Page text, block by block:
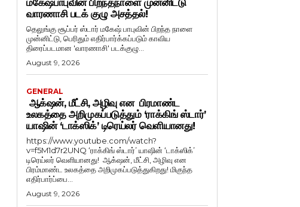
மகேஷ்பாபுவின் பிறந்தநாளை முன்னிட்டு
வாரணாசி படக் குழு அசத்தல்!
தெலுங்கு சூப்பர் ஸ்டார் மகேஷ் பாபுவின் பிறந்த நாளை
முன்னிட்டு, பெரிதும் எதிர்பார்க்கப்படும் காவிய
திரைப்படமான 'வாரணாசி' படக்குழு...
August 9, 2026
GENERAL
ஆக்‌ஷன், மீட்சி, அழிவு என பிரமாண்ட
உலகத்தை அறிமுகப்படுத்தும் ‘ராக்கிங் ஸ்டார்’
யாஷின் ‘டாக்ஸிக்’ டிரெய்லர் வெளியானது!
https://www.youtube.com/watch?
v=f5M1d7r2UNQ ‘ராக்கிங் ஸ்டார்’ யாஷின் ‘டாக்ஸிக்’
டிரெய்லர் வெளியானது! ஆக்‌ஷன், மீட்சி, அழிவு என
பிரம்மாண்ட உலகத்தை அறிமுகப்படுத்துகிறது! மிகுந்த
எதிர்பார்ப்பை...
August 9, 2026